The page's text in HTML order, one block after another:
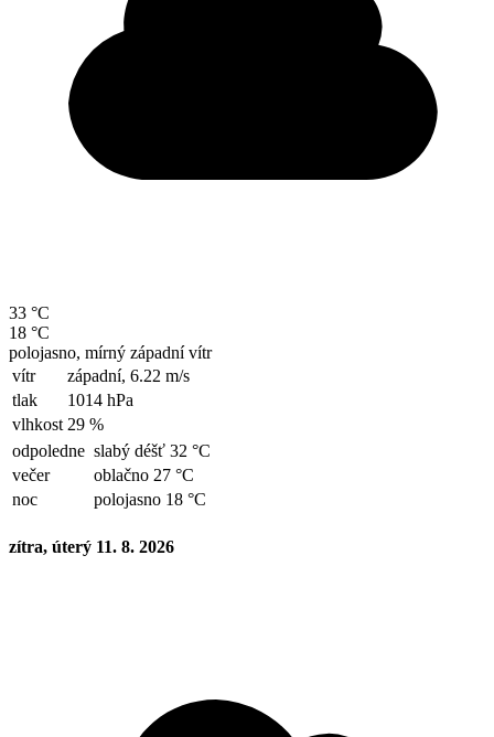
33 °C
18 °C
polojasno, mírný západní vítr
vítr
západní, 6.22 m/s
tlak
1014 hPa
vlhkost 29 %
odpoledne slabý déšť 32 °C
večer
oblačno 27 °C
noc
polojasno 18 °C
zítra, úterý 11. 8. 2026